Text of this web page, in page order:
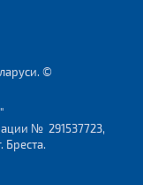
©
№ 291537723,
Бреста.